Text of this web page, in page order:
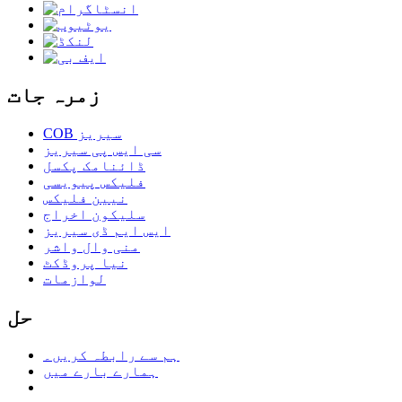
زمرہ جات
COB سیریز
سی ایس پی سیریز
ڈائنامک پکسل
فلیکس پیویسی
نیین فلیکس
سلیکون اخراج
ایس ایم ڈی سیریز
منی وال واشر
نیا پروڈکٹ
لوازمات
حل
ہم سے رابطہ کریں۔
ہمارے بارے میں